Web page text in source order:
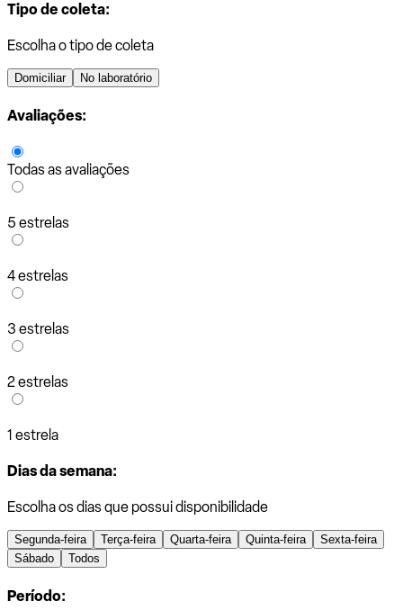
Tipo de coleta:
Escolha o tipo de coleta
Domiciliar No laboratório
Avaliações:
Todas as avaliações
5 estrelas
4 estrelas
3 estrelas
2 estrelas
1 estrela
Dias da semana:
Escolha os dias que possui disponibilidade
Segunda-feira Terça-feira Quarta-feira Quinta-feira
Sexta-feira
Sábado
Todos
Período: